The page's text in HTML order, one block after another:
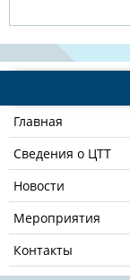
Главная
Сведения о ЦТТ
Новости
Мероприятия
Контакты